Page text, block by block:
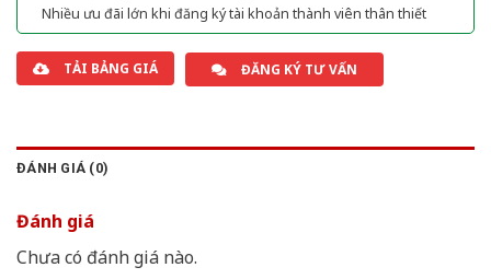
Nhiều ưu đãi lớn khi đăng ký tài khoản thành viên thân thiết
TẢI BẢNG GIÁ ĐĂNG KÝ TƯ VẤN
ĐÁNH GIÁ (0)
Đánh giá
Chưa có đánh giá nào.